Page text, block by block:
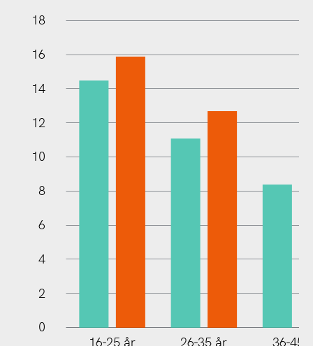
10
18
16
14
12
10
8
6
4
2
0
16-25 år 26-35 år 36-45